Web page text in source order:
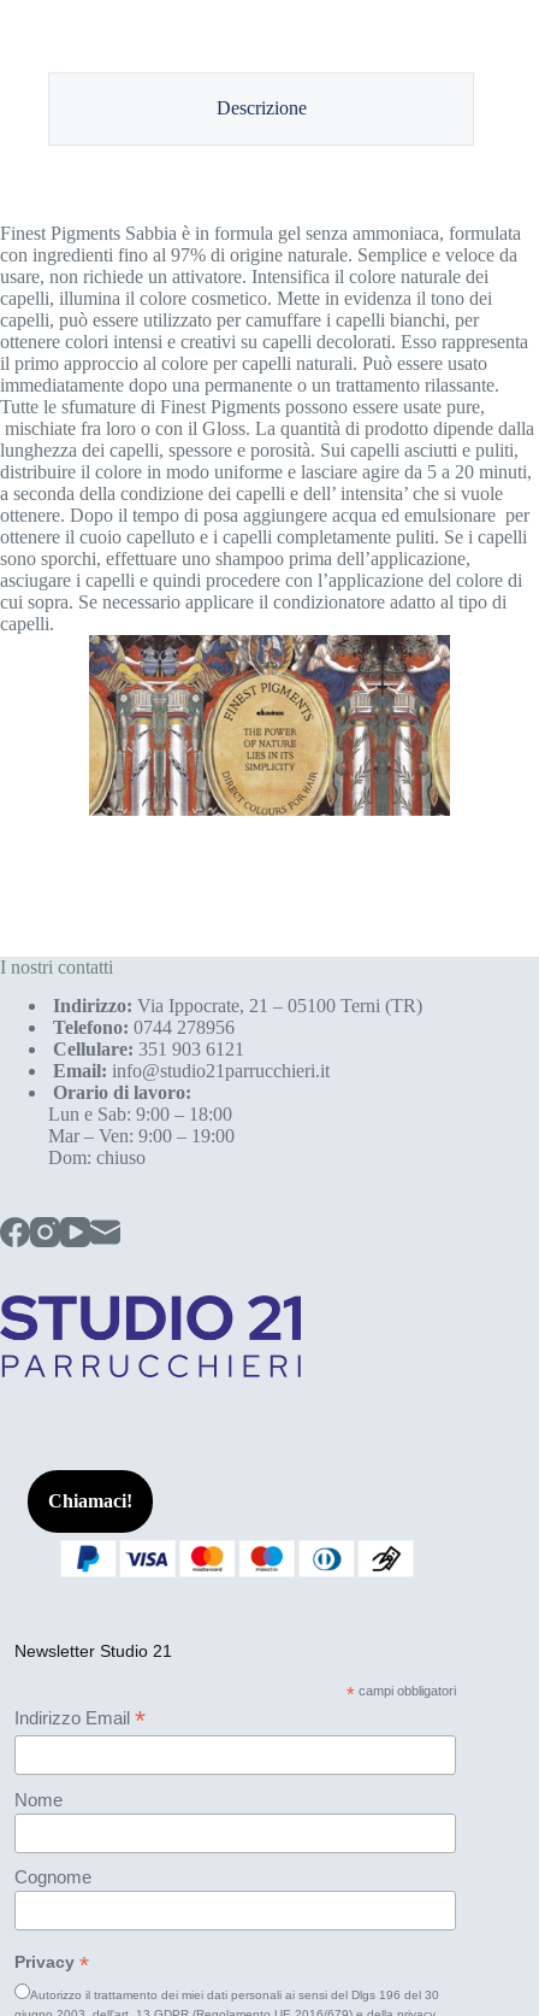
Descrizione
Finest Pigments Sabbia è in formula gel senza ammoniaca, formulata
con ingredienti fino al 97% di origine naturale. Semplice e veloce da
usare, non richiede un attivatore. Intensifica il colore naturale dei
capelli, illumina il colore cosmetico. Mette in evidenza il tono dei
capelli, può essere utilizzato per camuffare i capelli bianchi, per
ottenere colori intensi e creativi su capelli decolorati. Esso rappresenta
il primo approccio al colore per capelli naturali. Può essere usato
immediatamente dopo una permanente o un trattamento rilassante.
Tutte le sfumature di Finest Pigments possono essere usate pure,
mischiate fra loro o con il Gloss. La quantità di prodotto dipende dalla
lunghezza dei capelli, spessore e porosità. Sui capelli asciutti e puliti,
distribuire il colore in modo uniforme e lasciare agire da 5 a 20 minuti,
a seconda della condizione dei capelli e dell’ intensita’ che si vuole
ottenere. Dopo il tempo di posa aggiungere acqua ed emulsionare per
ottenere il cuoio capelluto e i capelli completamente puliti. Se i capelli
sono sporchi, effettuare uno shampoo prima dell’applicazione,
asciugare i capelli e quindi procedere con l’applicazione del colore di
cui sopra. Se necessario applicare il condizionatore adatto al tipo di
capelli.
I nostri contatti
Indirizzo: Via Ippocrate, 21 – 05100 Terni (TR)
Telefono: 0744 278956
Cellulare: 351 903 6121
Email: info@studio21parrucchieri.it
Orario di lavoro:
Lun e Sab: 9:00 – 18:00
Mar – Ven: 9:00 – 19:00
Dom: chiuso
Chiamaci!
Newsletter Studio 21
*campi obbligatori
Indirizzo Email *
Nome
Cognome
Privacy *
Autorizzo il trattamento dei miei dati personali ai sensi del Dlgs 196 del 30